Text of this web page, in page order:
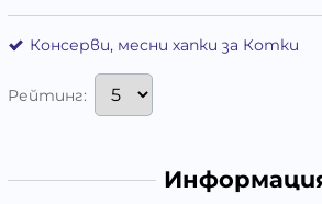
Консерви, месни хапки за Котки
Рейтинг: